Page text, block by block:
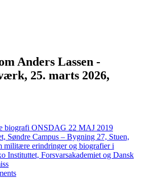
Anders Lassen -
25. marts 2026,